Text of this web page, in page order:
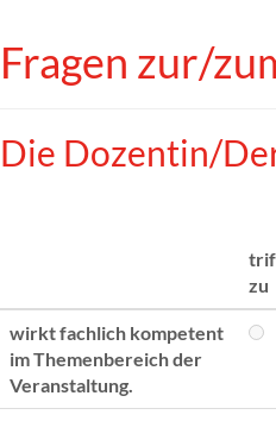
Fragen zur/
Die Dozentin/
zu
wirkt fachlich kompetent
im Themenbereich der
Veranstaltung.